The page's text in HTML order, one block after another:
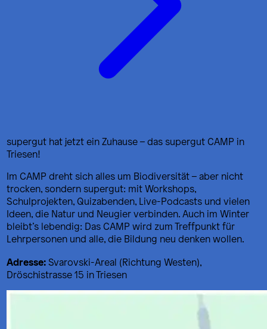
supergut hat jetzt ein Zuhause – das supergut CAMP in
Triesen!
Im CAMP dreht sich alles um Biodiversität – aber nicht
trocken, sondern supergut: mit Workshops,
Schulprojekten, Quizabenden, Live-Podcasts und vielen
Ideen, die Natur und Neugier verbinden. Auch im Winter
bleibt’s lebendig: Das CAMP wird zum Treffpunkt für
Lehrpersonen und alle, die Bildung neu denken wollen.
Adresse:Svarovski-Areal (Richtung Westen),
Dröschistrasse 15 in Triesen